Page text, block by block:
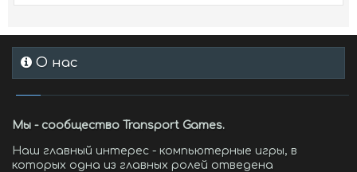
О нас
Мы - сообщество Transport Games.
Наш главный интерес - компьютерные игры, в
которых одна из главных ролей отведена